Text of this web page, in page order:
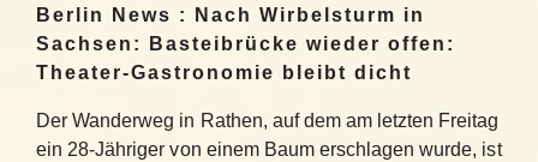
Berlin News : Nach Wirbelsturm in
Sachsen: Basteibrücke wieder offen:
Theater-Gastronomie bleibt dicht
Der Wanderweg in Rathen, auf dem am letzten Freitag
ein 28-Jähriger von einem Baum erschlagen wurde, ist